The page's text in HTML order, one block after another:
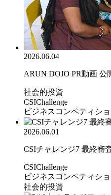
2026.06.04
ARUN DOJO PR動画 公
社会的投資
CSIChallenge
ビジネスコンペティシ
2026.06.01
CSIチャレンジ7 最終審
CSIChallenge
ビジネスコンペティシ
社会的投資